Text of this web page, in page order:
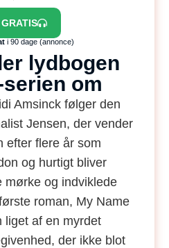
i 90 dage (annonce)
lydbogen
om
Amsinck følger den
Jensen, der vender
efter flere år som
og hurtigt bliver
og indviklede
roman, My Name
liget af en myrdet
der ikke blot